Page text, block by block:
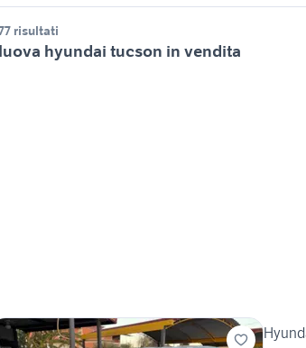
risultati
hyundai tucson in vendita